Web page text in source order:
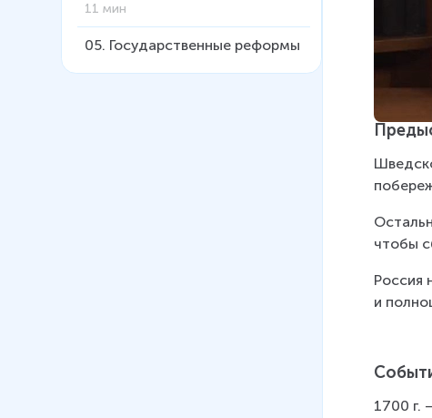
11 мин
05. Государственные реформы
чтобы
Россия
и
1700 г.